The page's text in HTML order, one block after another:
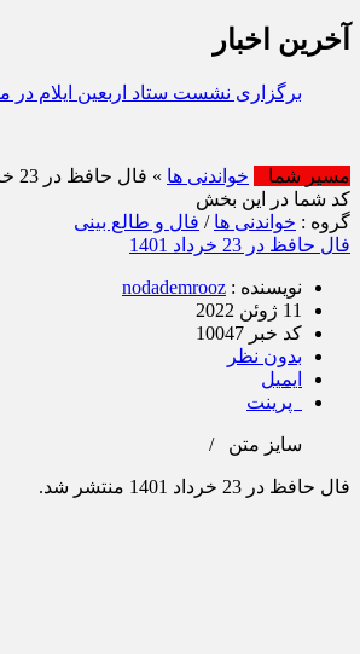
آخرین اخبار
معرفی اداره کل
مسیر شما خواندنی ها » فال حافظ در 23 خرداد 1401
کد شما در این بخش
گروه : خواندنی ها / فال و طالع بینی
فال حافظ در 23 خرداد 1401
نویسنده : nodademrooz
11 ژوئن 2022
کد خبر 10047
بدون نظر
ایمیل
پرینت
سایز متن /
فال حافظ در 23 خرداد 1401 منتشر شد.